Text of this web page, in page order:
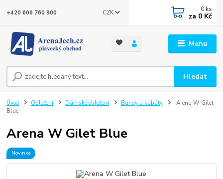
Menu
CZK
Hledat
+420 606 760 900 0 ks
za 0 Kč
Úvod Oblečení Dámské oblečení Bundy a kabáty
Arena W Gilet
Blue
Arena W Gilet Blue
Novinka